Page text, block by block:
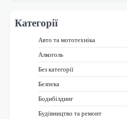
Категорії
Авто та мототехніка
Алкоголь
Без категорії
Безпека
Бодибілдинг
Будівництво та ремонт